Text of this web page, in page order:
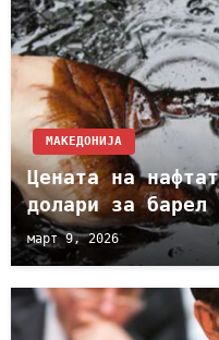
МАКЕДОНИЈА
Цената на
долари за барел
март 9, 2026